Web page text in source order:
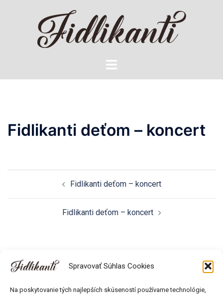
Spravovať Súhlas Cookies
Na poskytovanie tých najlepších skúseností používame technológie,
Toggle
Fidlikanti deťom – koncert
Fidlikanti deťom – koncert
Fidlikanti deťom – koncert